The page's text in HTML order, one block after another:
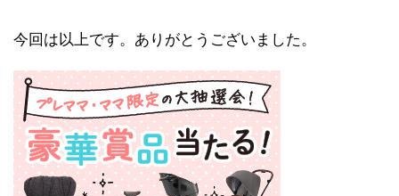
今回は以上です。ありがとうございました。